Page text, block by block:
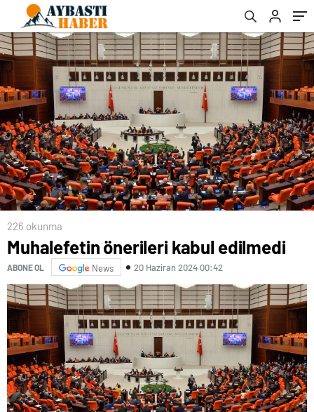
226 okunma
Muhalefetin önerileri kabul edilmedi
ABONE OL News 20 Haziran 2024 00:42